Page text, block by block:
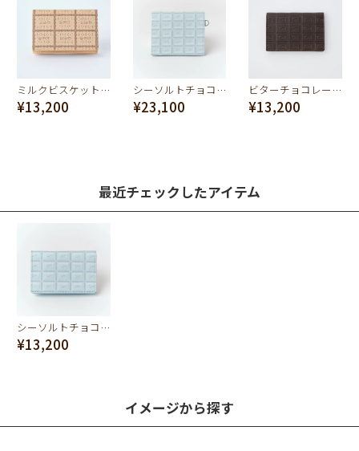
ミルクビスケット カードケース
¥13,200
シーソルトチョコレート フラップショートウォレット（財布）
¥23,100
ビターチョコレートバー カードケース（名刺入れ）
¥13,200
最近チェックしたアイテム
シーソルトチョコレートカードケース（名刺入れ）
¥13,200
イメージから探す